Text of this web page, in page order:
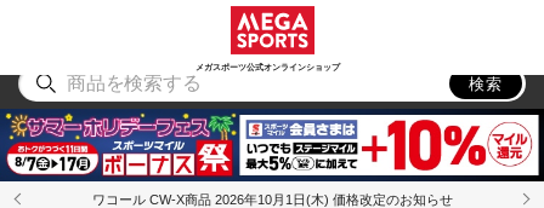
メガスポーツ公式オンラインショップ
アウトドア
検索
ワコール CW-X商品 2026年10月1日(木) 価格改定のお知らせ